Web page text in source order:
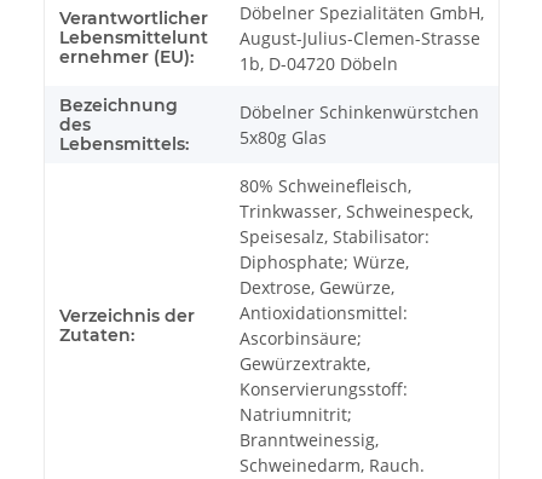
Verantwortlicher
Lebensmittelunt
ernehmer (EU):
Döbelner Spezialitäten GmbH,
August-Julius-Clemen-Strasse
1b, D-04720 Döbeln
Bezeichnung
des
Lebensmittels:
Döbelner Schinkenwürstchen
5x80g Glas
Verzeichnis der
Zutaten:
80% Schweinefleisch,
Trinkwasser, Schweinespeck,
Speisesalz, Stabilisator:
Diphosphate; Würze,
Dextrose, Gewürze,
Antioxidationsmittel:
Ascorbinsäure;
Gewürzextrakte,
Konservierungsstoff:
Natriumnitrit;
Branntweinessig,
Schweinedarm, Rauch.